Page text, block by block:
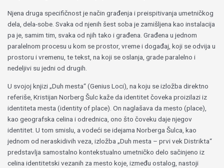
Njena druga specifičnost je način građenja i preispitivanja umetničkog
dela, dela-sobe. Svaka od njenih šest soba je zamišljena kao instalacija
pa je, samim tim, svaka od njih tako i građena. Građena u jednom
paralelnom procesu u kom se prostor, vreme i događaj, koji se odvija u
prostoru i vremenu, te tekst, na koji se oslanja, grade paralelno i
nedeljivi su jedni od drugih.
U svojoj knjizi „Duh mesta“ (Genius Loci), na koju se izložba direktno
referiše, Kristijan Norberg Šulc kaže da identitet čoveka proizilazi iz
identiteta mesta (identity of place). On naglašava da mesto (place),
kao geografska celina i odrednica, ono što čoveku daje njegov
identitet. U tom smislu, a vodeći se idejama Norberga Šulca, kao
jednom od neraskidivih veza, izložba „Duh mesta – prvi vek Distrikta“
predstavlja samostalno kontekstualno umetničko delo sačinjeno iz
celina identitetski vezanih za mesto koje, između ostalog, nastoji